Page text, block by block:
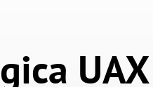
UAX